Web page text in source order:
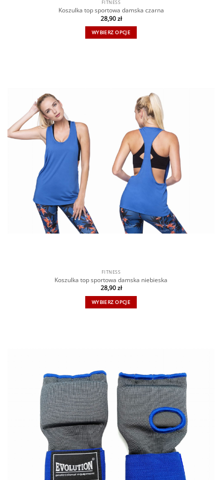
FITNESS
Koszulka top sportowa damska czarna
28,90zł
WYBIERZ OPCJE
FITNESS
Koszulka top sportowa damska niebieska
28,90zł
WYBIERZ OPCJE